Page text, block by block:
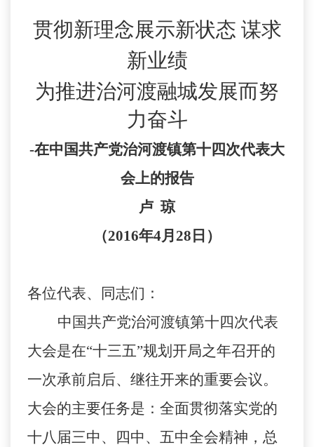
贯彻新理念展示新状态 谋求
新业绩
为推进治河渡融城发展而努
力奋斗
-在中国共产党治河渡镇第十四次代表大
会上的报告
卢 琼
（2016年4月 28 日）
各位代表、同志们：
中国共产党治河渡镇第十四次代表
大会是在“十三五”规划开局之年召开的
一次承前启后、继往开来的重要会议。
大会的主要任务是：全面贯彻落实党的
十八届三中、四中、五中全会精神，总